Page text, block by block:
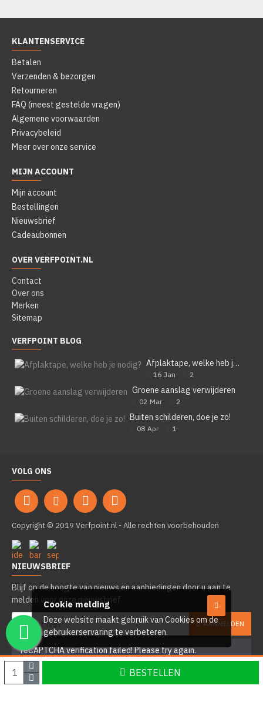
BESTELLEN
KLANTENSERVICE
Betalen
Verzenden & bezorgen
Retourneren
FAQ (meest gestelde vragen)
Algemene voorwaarden
Privacybeleid
Meer over onze service
MIJN ACCOUNT
Mijn account
Bestellingen
Nieuwsbrief
Cadeaubonnen
OVER VERFPOINT.NL
Contact
Over ons
Merken
Sitemap
VERFPOINT BLOG
Afplaktape, welke heb je nodig?
16 Jan 2
Groene aanslag verwijderen
02 Mar 2
Buiten schilderen, doe je zo!
08 Apr 1
VOLG ONS
Copyright © 2019 Verfpoint.nl - Alle rechten voorbehouden
NIEUWSBRIEF
Blijf op de hoogte van nieuws en aanbiedingen door u aan te
melden voor onze nieuwsbrief
AANMELDEN
reCAPTCHA verification failed! Please try again.
Ik heb de gelezen en ga hiermee akkoord
Cookie melding
Deze website maakt gebruik van Cookies om de
gebruikerservaring te verbeteren.